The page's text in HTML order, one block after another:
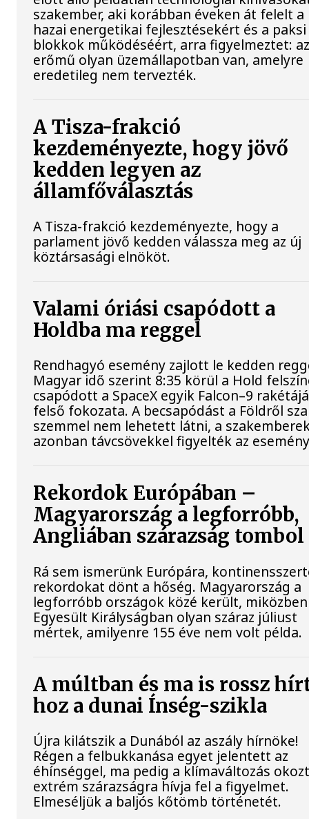
szakember, aki korábban éveken át felelt a
hazai energetikai fejlesztésekért és a paksi
blokkok működéséért, arra figyelmeztet:
erőmű olyan üzemállapotban van, amelyre
eredetileg nem tervezték.
A Tisza-frakció
kezdeményezte, hogy jövő
kedden legyen az
államfőválasztás
A Tisza-frakció kezdeményezte, hogy a
parlament jövő kedden válassza meg az új
köztársasági elnököt.
Valami óriási csapódott a
Holdba ma reggel
Rendhagyó esemény zajlott le kedden
Magyar idő szerint 8:35 körül a Hold
csapódott a SpaceX egyik Falcon–9
felső fokozata. A becsapódást a Földről
szemmel nem lehetett látni, a
azonban távcsövekkel figyelték az
Rekordok Európában –
Magyarország a legforróbb,
Angliában szárazság tombol
Rá sem ismerünk Európára,
rekordokat dönt a hőség. Magyarország a
legforróbb országok közé került,
Egyesült Királyságban olyan száraz júliust
mértek, amilyenre 155 éve nem volt példa.
A múltban és ma is rossz
hoz a dunai Ínség-szikla
Újra kilátszik a Dunából az aszály hírnöke!
Régen a felbukkanása egyet jelentett az
éhínséggel, ma pedig a klímaváltozás
extrém szárazságra hívja fel a figyelmet.
Elmeséljük a baljós kőtömb történetét.